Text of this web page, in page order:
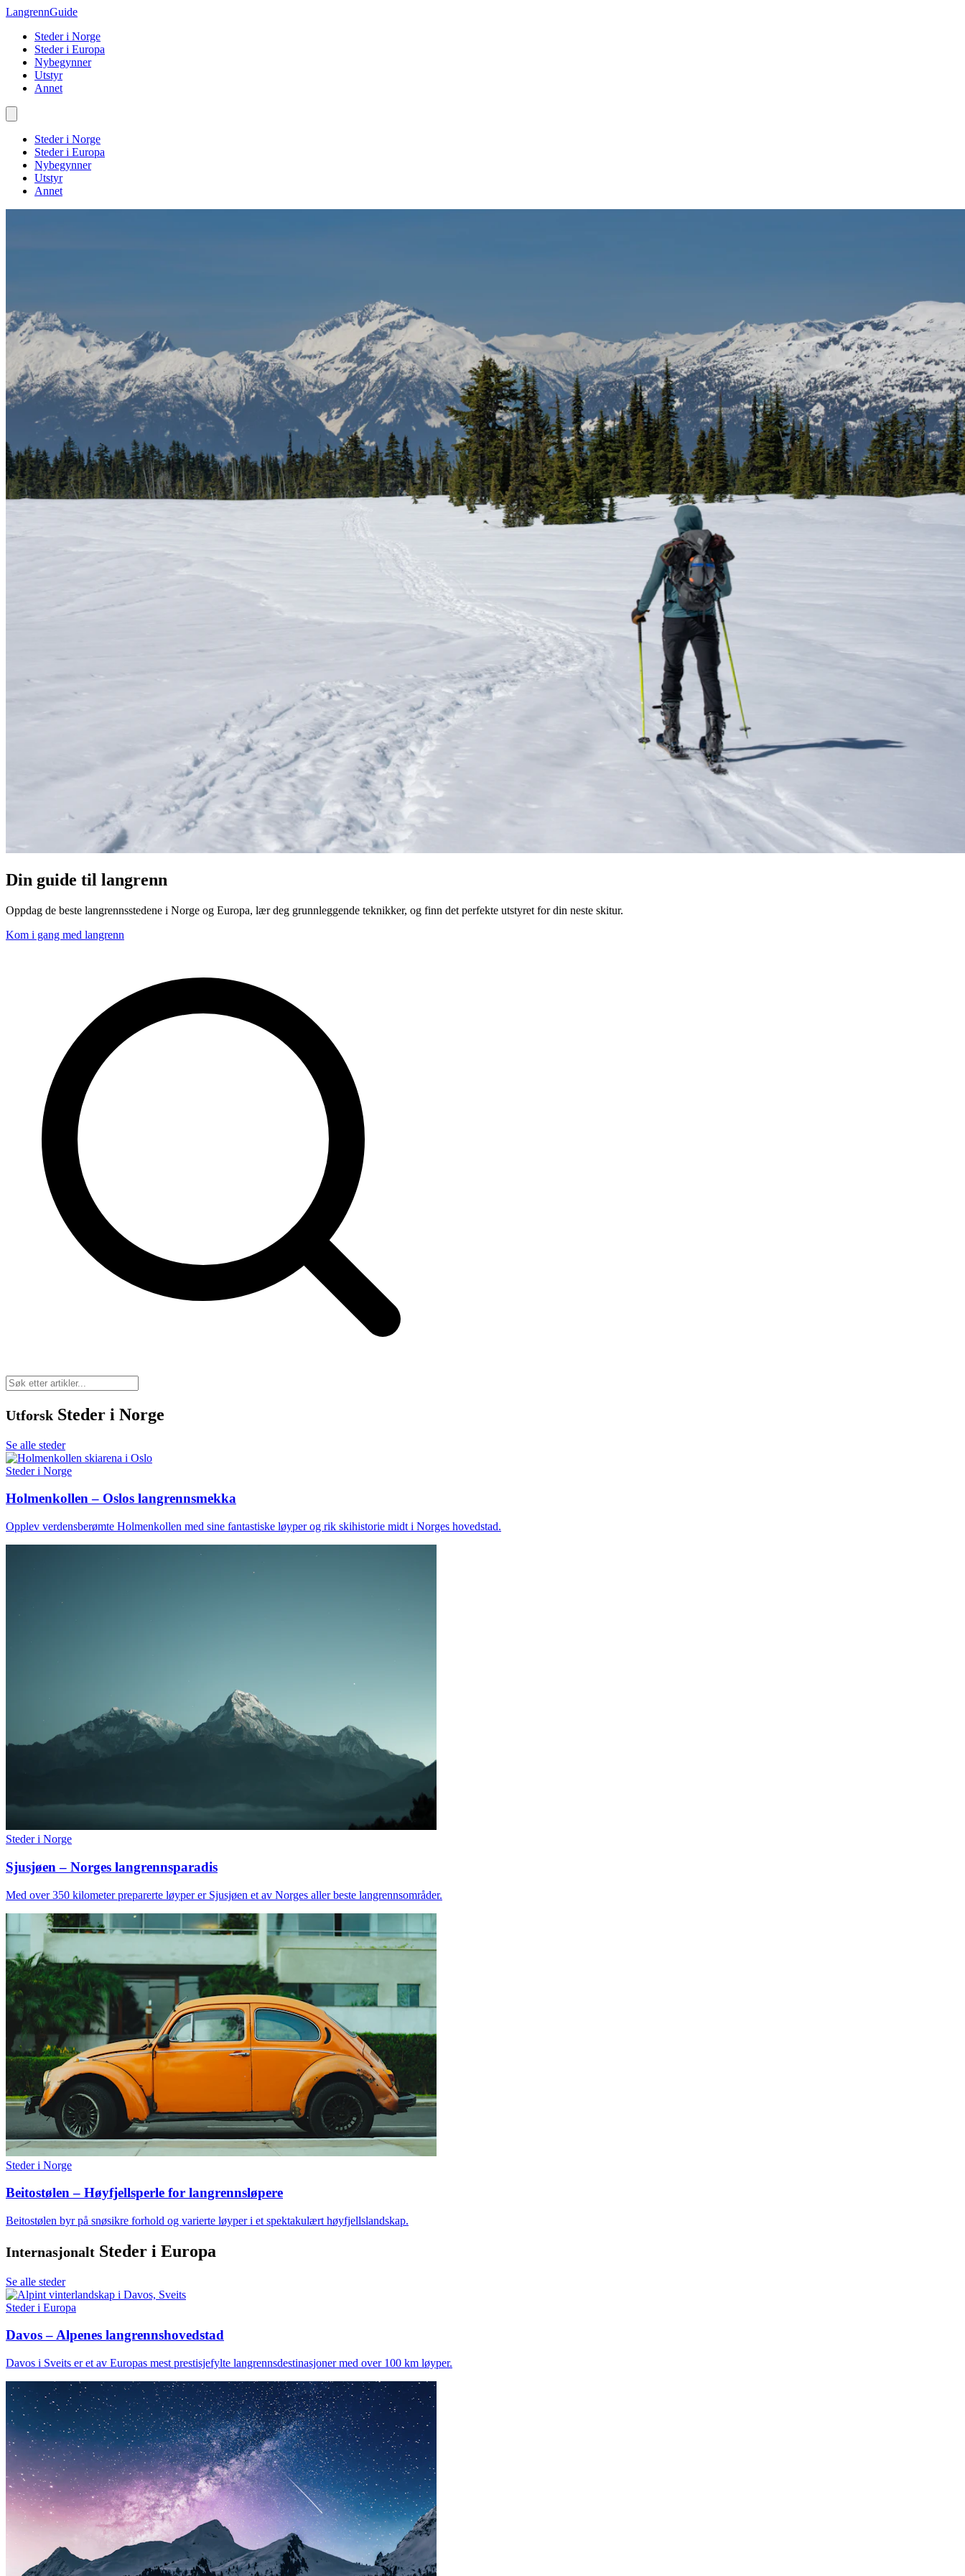
LangrennGuide
Steder i Norge
Steder i Europa
Nybegynner
Utstyr
Annet
Steder i Norge
Steder i Europa
Nybegynner
Utstyr
Annet
Din guide til langrenn
Oppdag de beste langrennsstedene i Norge og Europa, lær deg grunnleggende teknikker, og finn det perfekte utstyret for din neste skitur.
Kom i gang med langrenn
Utforsk Steder i Norge
Se alle steder
Steder i Norge
Holmenkollen – Oslos langrennsmekka
Opplev verdensberømte Holmenkollen med sine fantastiske løyper og rik skihistorie midt i Norges hovedstad.
Steder i Norge
Sjusjøen – Norges langrennsparadis
Med over 350 kilometer preparerte løyper er Sjusjøen et av Norges aller beste langrennsområder.
Steder i Norge
Beitostølen – Høyfjellsperle for langrennsløpere
Beitostølen byr på snøsikre forhold og varierte løyper i et spektakulært høyfjellslandskap.
Internasjonalt Steder i Europa
Se alle steder
Steder i Europa
Davos – Alpenes langrennshovedstad
Davos i Sveits er et av Europas mest prestisjefylte langrennsdestinasjoner med over 100 km løyper.